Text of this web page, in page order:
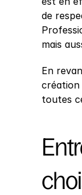
de
mais
En
création
toutes